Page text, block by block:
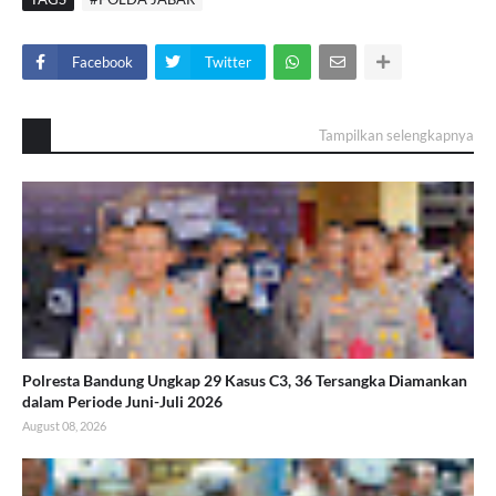
Facebook Twitter
Tampilkan selengkapnya
Polresta Bandung Ungkap 29 Kasus C3, 36 Tersangka Diamankan
dalam Periode Juni-Juli 2026
August 08, 2026